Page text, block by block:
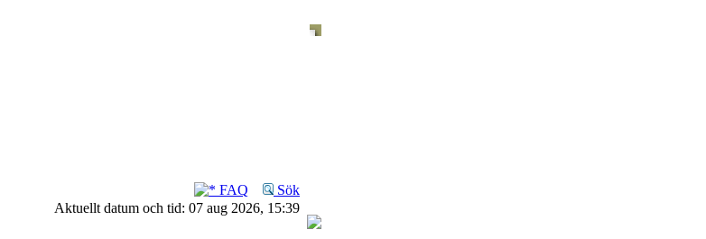
FAQ
Sök
Aktuellt datum och tid: 07 aug 2026, 15:39